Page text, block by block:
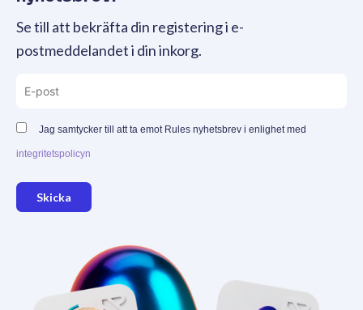
Se till att bekräfta din registering i e-
postmeddelandet i din inkorg.
Jag samtycker till att ta emot Rules nyhetsbrev i enlighet med
integritetspolicyn
Skicka